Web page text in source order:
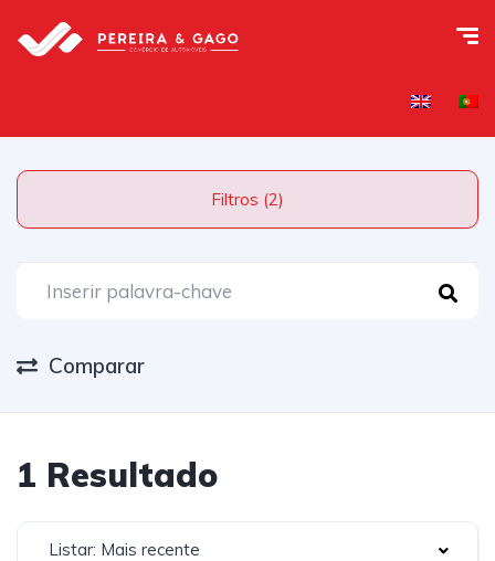
Filtros (2)
Comparar
1 Resultado
Listar: Mais recente
IVA DEDUTÍVEL